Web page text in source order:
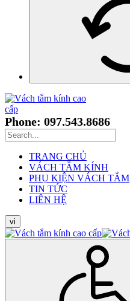
Phone: 097.543.8686
TRANG CHỦ
VÁCH TẮM KÍNH
PHỤ KIỆN VÁCH TẮM
TIN TỨC
LIÊN HỆ
vi